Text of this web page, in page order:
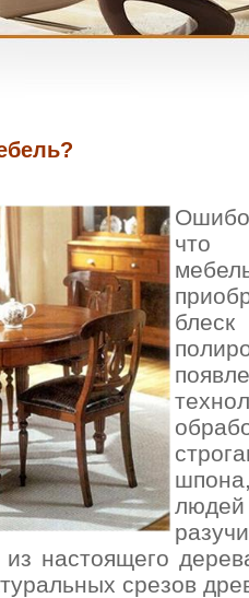
что
из настоящего
срезов